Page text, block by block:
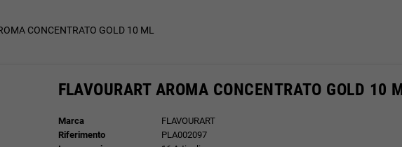
CONCENTRATO GOLD 10 ML
FLAVOURART AROMA CONCENTRATO GOLD 10
Marca
FLAVOURART
Riferimento
PLA002097